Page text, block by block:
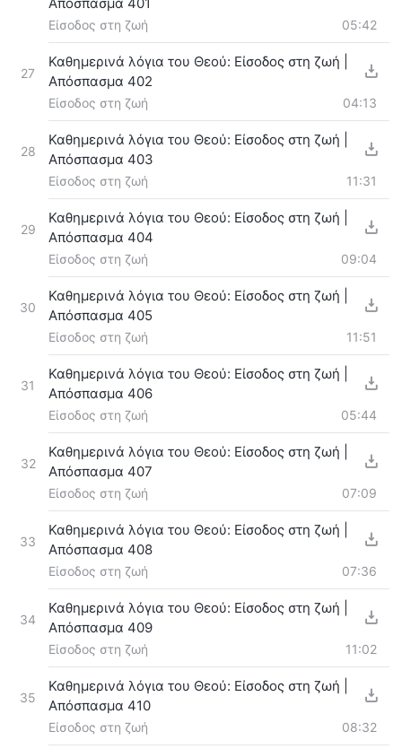
Είσοδος στη ζωή 05:42
27
Καθημερινά λόγια του Θεού: Είσοδος στη ζωή |
Απόσπασμα 402
Είσοδος στη ζωή 04:13
28
Καθημερινά λόγια του Θεού: Είσοδος στη ζωή |
Απόσπασμα 403
Είσοδος στη ζωή 11:31
29
Καθημερινά λόγια του Θεού: Είσοδος στη ζωή |
Απόσπασμα 404
Είσοδος στη ζωή 09:04
30
Καθημερινά λόγια του Θεού: Είσοδος στη ζωή |
Απόσπασμα 405
Είσοδος στη ζωή 11:51
31
Καθημερινά λόγια του Θεού: Είσοδος στη ζωή |
Απόσπασμα 406
Είσοδος στη ζωή 05:44
32
Καθημερινά λόγια του Θεού: Είσοδος στη ζωή |
Απόσπασμα 407
Είσοδος στη ζωή 07:09
33
Καθημερινά λόγια του Θεού: Είσοδος στη ζωή |
Απόσπασμα 408
Είσοδος στη ζωή 07:36
34
Καθημερινά λόγια του Θεού: Είσοδος στη ζωή |
Απόσπασμα 409
Είσοδος στη ζωή 11:02
35
Καθημερινά λόγια του Θεού: Είσοδος στη ζωή |
Απόσπασμα 410
Είσοδος στη ζωή 08:32